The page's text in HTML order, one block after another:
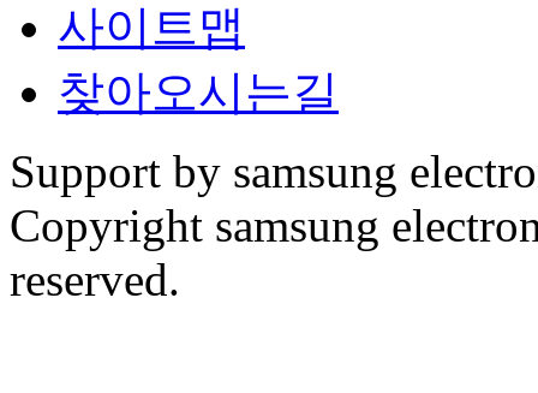
사이트맵
찾아오시는길
Support by samsung
Copyright samsung
reserved.